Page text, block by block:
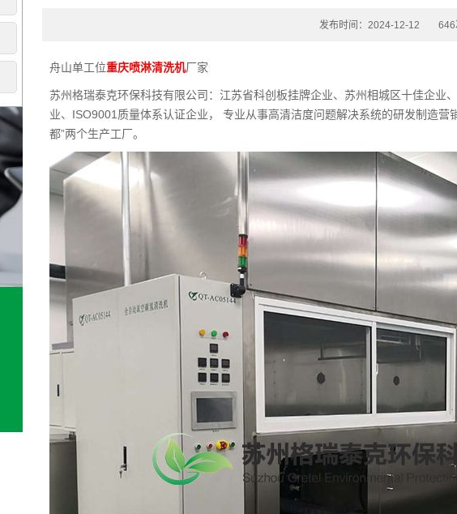
发布时间：2024-12-12 646
舟山单工位重庆喷淋清洗机厂家
苏州格瑞泰克环保科技有限公司：江苏省科创板挂牌企业、苏州相城区十佳企业
业、ISO9001质量体系认证企业， 专业从事高清洁度问题解决系统的研发制造营
都”两个生产工厂。